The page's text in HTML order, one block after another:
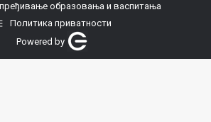
образовања и васпитања
Политика приватности
Powered by